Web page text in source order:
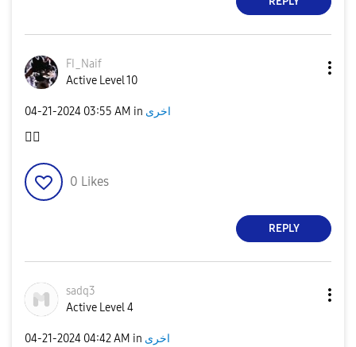
FI_Naif
Active Level 10
‎04-21-2024 03:55 AM in اخرى
👍🏼
0 Likes
REPLY
sadq3
Active Level 4
‎04-21-2024 04:42 AM in اخرى